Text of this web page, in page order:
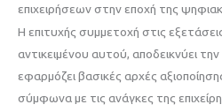
επιχειρήσεων στην εποχή της
Η επιτυχής συμμετοχή στις
αντικειμένου αυτού, αποδεικνύει
εφαρμόζει βασικές αρχές
σύμφωνα με τις ανάγκες της